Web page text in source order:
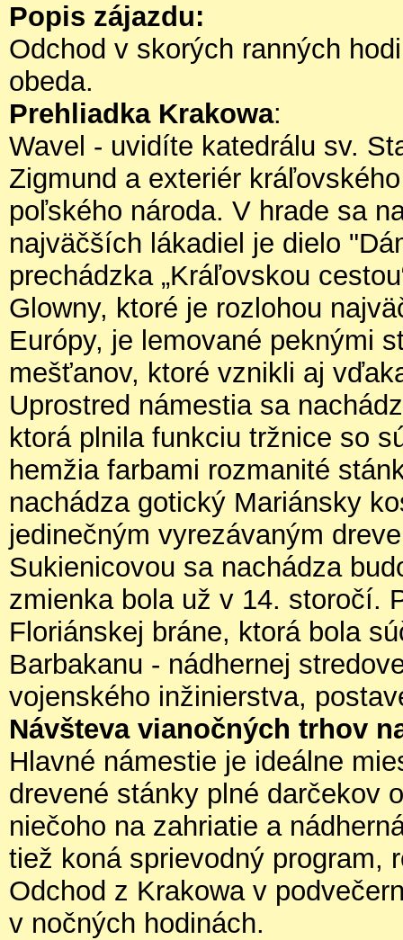
Popis zájazdu:
Odchod v skorých ranných
obeda.
Prehliadka Krakowa:
Wavel - uvidíte katedrálu sv.
Zigmund a exteriér
poľského národa. V hrade sa
najväčších lákadiel je dielo
prechádzka „Kráľovskou
Glowny, ktoré je rozlohou
Európy, je lemované peknými
mešťanov, ktoré vznikli aj
Uprostred námestia sa
ktorá plnila funkciu tržnice so
hemžia farbami rozmanité
nachádza gotický Mariánsky
jedinečným vyrezávaným
Sukienicovou sa nachádza
zmienka bola už v 14. storočí.
Floriánskej bráne, ktorá bola
Barbakanu - nádhernej
vojenského inžinierstva,
Návšteva vianočných trhov
Hlavné námestie je ideálne
drevené stánky plné darčekov
niečoho na zahriatie a
tiež koná sprievodný program,
Odchod z Krakowa v
v nočných hodinách.